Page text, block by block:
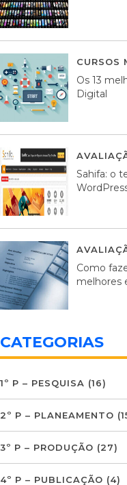
CURSOS
Os 13
Digital
Sahifa: o
Como
melhores
CATEGORIAS
1º P – PESQUISA (16)
2º P – PLANEAMENTO
3º P – PRODUÇÃO (27)
4º P – PUBLICAÇÃO (4)